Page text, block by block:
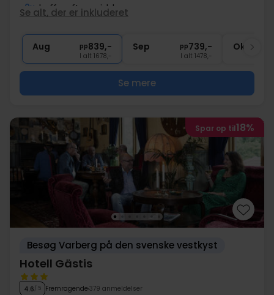
2x kaffe efter middagen
∞ Gratis internet
Se alt, der er inkluderet
Aug pp839,-
I alt 1678,-
Sep pp739,-
I alt 1478,-
Okt
Se mere
Spar op til18%
Besøg Varberg på den svenske vestkyst
Hotell Gästis
4.6/ 5 Fremragende379 anmeldelser